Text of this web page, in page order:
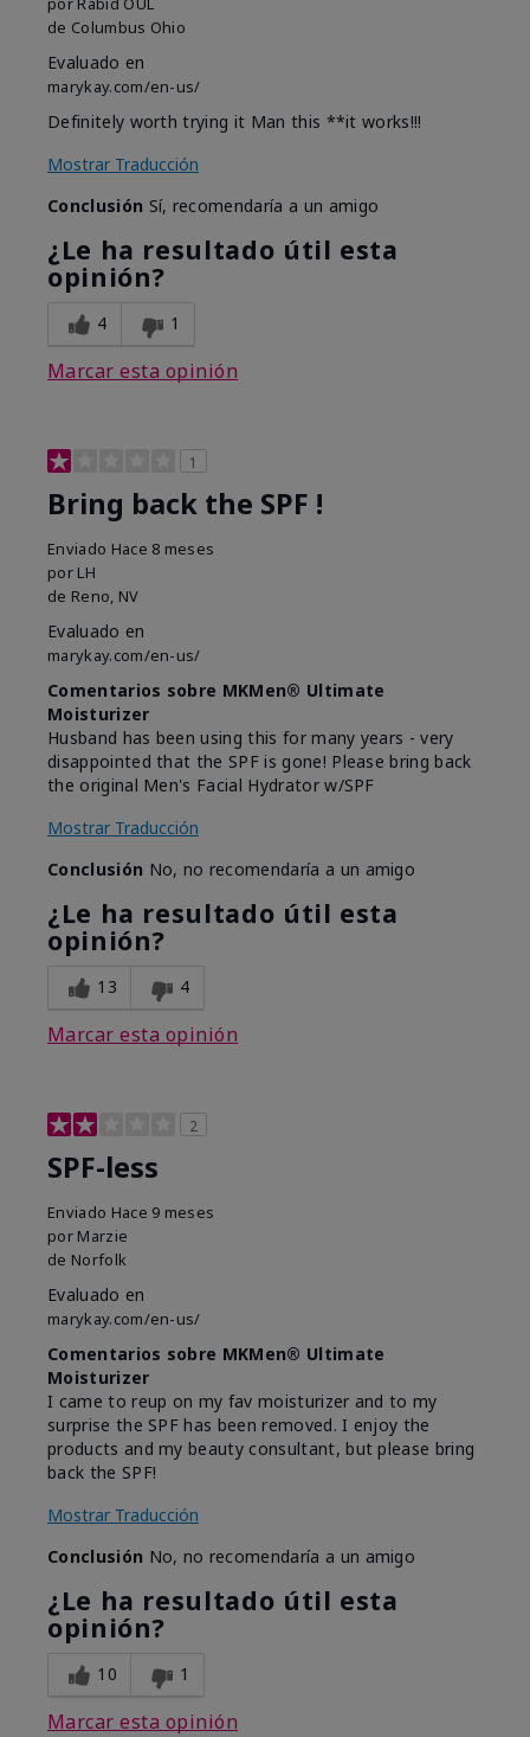
de Columbus Ohio
Evaluado en
marykay.com/en-us/
Definitely worth trying it Man this **it works!!!
Mostrar Traducción
Conclusión Sí, recomendaría a un amigo
¿Le ha resultado útil esta
opinión?
4 1
Marcar esta opinión
1
Bring back the SPF !
Enviado Hace 8 meses
por LH
de Reno, NV
Evaluado en
marykay.com/en-us/
Comentarios sobre MKMen® Ultimate
Moisturizer
Husband has been using this for many years - very
disappointed that the SPF is gone! Please bring back
the original Men's Facial Hydrator w/SPF
Mostrar Traducción
Conclusión No, no recomendaría a un amigo
¿Le ha resultado útil esta
opinión?
13 4
Marcar esta opinión
2
SPF-less
Enviado Hace 9 meses
por Marzie
de Norfolk
Evaluado en
marykay.com/en-us/
Comentarios sobre MKMen® Ultimate
Moisturizer
I came to reup on my fav moisturizer and to my
surprise the SPF has been removed. I enjoy the
products and my beauty consultant, but please bring
back the SPF!
Mostrar Traducción
Conclusión No, no recomendaría a un amigo
¿Le ha resultado útil esta
opinión?
10 1
Marcar esta opinión